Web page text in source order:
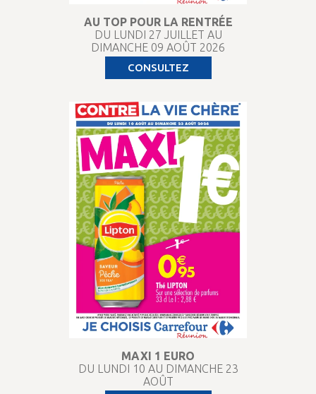
AU TOP POUR LA RENTRÉE
DU LUNDI 27 JUILLET AU
DIMANCHE 09 AOÛT 2026
CONSULTEZ
MAXI 1 EURO
DU LUNDI 10 AU DIMANCHE 23
AOÛT